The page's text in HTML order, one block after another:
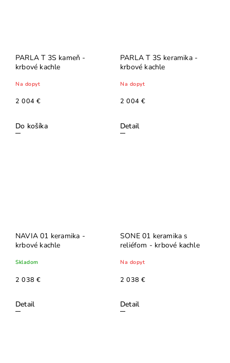
PARLA T 3S kameň -
krbové kachle
Na dopyt
2 004 €
Do košíka
PARLA T 3S keramika -
krbové kachle
Na dopyt
2 004 €
Detail
NAVIA 01 keramika -
krbové kachle
Skladom
2 038 €
Detail
SONE 01 keramika s
reliéfom - krbové kachle
Na dopyt
2 038 €
Detail